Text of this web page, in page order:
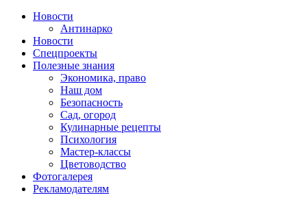
Новости
Антинарко
Новости
Спецпроекты
Полезные знания
Экономика, право
Наш дом
Безопасность
Сад, огород
Кулинарные рецепты
Психология
Мастер-классы
Цветоводство
Фотогалерея
Рекламодателям